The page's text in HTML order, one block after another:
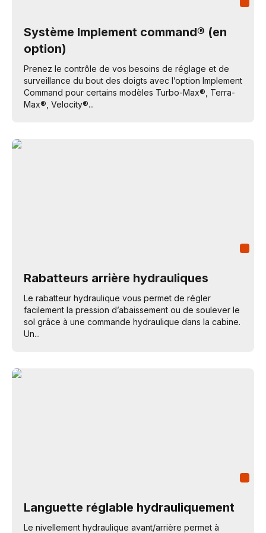
Système Implement command® (en
option)
Prenez le contrôle de vos besoins de réglage et de
surveillance du bout des doigts avec l’option Implement
Command pour certains modèles Turbo-Max®, Terra-
Max®, Velocity®...
Rabatteurs arrière hydrauliques
Le rabatteur hydraulique vous permet de régler
facilement la pression d’abaissement ou de soulever le
sol grâce à une commande hydraulique dans la cabine.
Un...
Languette réglable hydrauliquement
Le nivellement hydraulique avant/arrière permet à